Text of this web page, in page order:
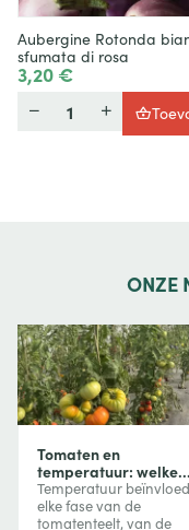
Aubergine Rotonda
sfumata di rosa
3,20 €
ONZE
Tomaten en
temperatuur: welke
invloed heeft
temperatuur op groei,
bloei en
Temperatuur
elke fase van de
tomatenteelt, van de